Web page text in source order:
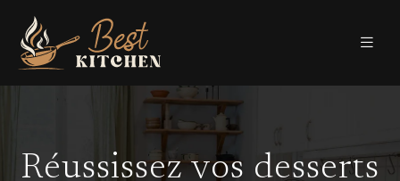
Réussissez vos desserts